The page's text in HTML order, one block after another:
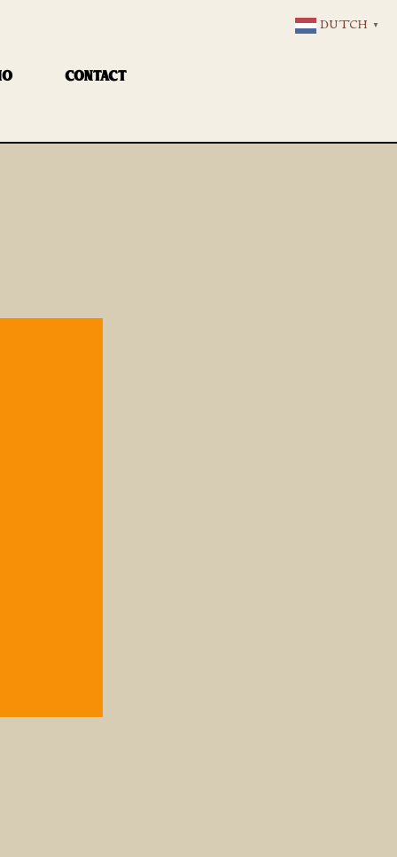
CONTACT
DUTCH ▼